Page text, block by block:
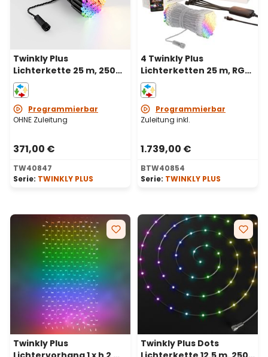
Twinkly Plus
Lichterkette 25 m, 250
PixelLEDs, RGB und
warmweiß, schwarzes
KabelProgrammierbar
OHNE Zuleitung
371,00 €
TW40847
Serie: TWINKLY PLUS
4 Twinkly Plus
Lichterketten 25 m, RGB
und warmweiß und WiFi
Ethernet Controller
Programmierbar
Zuleitung inkl.
1.739,00 €
BTW40854
Serie: TWINKLY PLUS
Twinkly Plus
Twinkly Plus Dots